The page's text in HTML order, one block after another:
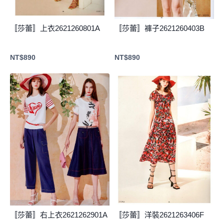
〚莎蕾〛上衣2621260801A
NT$890
〚莎蕾〛褲子2621260403B
NT$890
〚莎蕾〛右上衣2621262901A 〚莎蕾〛洋裝2621263406F